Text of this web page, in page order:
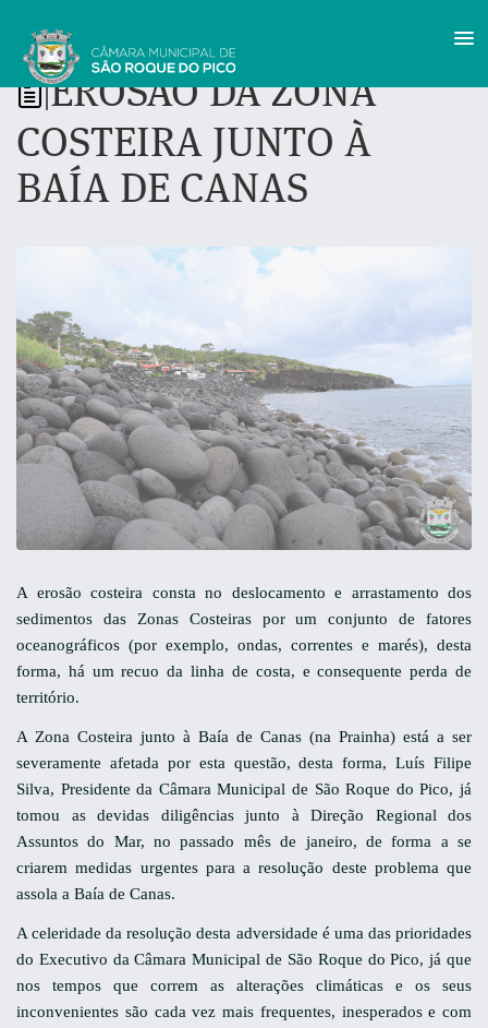
EROSÃO DA ZONA
COSTEIRA JUNTO À
BAÍA DE CANAS
A erosão costeira consta no deslocamento e arrastamento dos
sedimentos das Zonas Costeiras por um conjunto de fatores
oceanográficos (por exemplo, ondas, correntes e marés), desta
forma, há um recuo da linha de costa, e consequente perda de
território.
A Zona Costeira junto à Baía de Canas (na Prainha) está a ser
severamente afetada por esta questão, desta forma, Luís Filipe
Silva, Presidente da Câmara Municipal de São Roque do Pico, já
tomou as devidas diligências junto à Direção Regional dos
Assuntos do Mar, no passado mês de janeiro, de forma a se
criarem medidas urgentes para a resolução deste problema que
assola a Baía de Canas.
A celeridade da resolução desta adversidade é uma das prioridades
do Executivo da Câmara Municipal de São Roque do Pico, já que
nos tempos que correm as alterações climáticas e os seus
inconvenientes são cada vez mais frequentes, inesperados e com